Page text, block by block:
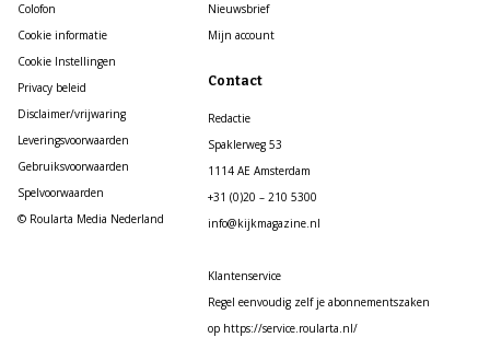
Colofon
Cookie informatie
Cookie Instellingen
Privacy beleid
Disclaimer/vrijwaring
Leveringsvoorwaarden
Gebruiksvoorwaarden
Spelvoorwaarden
© Roularta Media Nederland
Nieuwsbrief
Mijn account
Contact
Redactie
Spaklerweg 53
1114 AE Amsterdam
+31 (0)20 – 210 5300
info@kijkmagazine.nl
Klantenservice
Regel eenvoudig zelf je abonnementszaken
op https://service.roularta.nl/